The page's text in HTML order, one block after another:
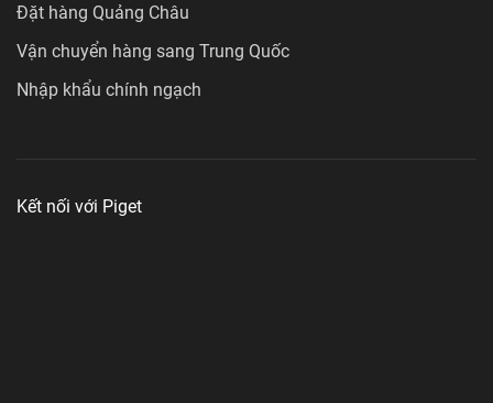
Đặt hàng Quảng Châu
Vận chuyển hàng sang Trung Quốc
Nhập khẩu chính ngạch
Kết nối với Piget